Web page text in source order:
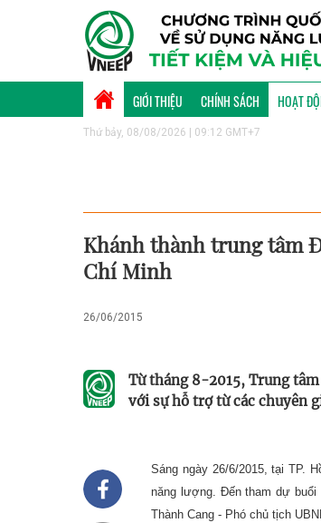
GIỚI THIỆU CHÍNH SÁCH HOẠT
Thứ bảy, 08/08/2026 | 09:12 GMT+7
Khánh thành trung tâm
Chí Minh
26/06/2015
Từ tháng 8-2015, Trung
với sự hỗ trợ từ các chuyên
Sáng ngày 26/6/2015, tại TP.
năng lượng. Đến tham dự
Thành Cang - Phó chủ tịch